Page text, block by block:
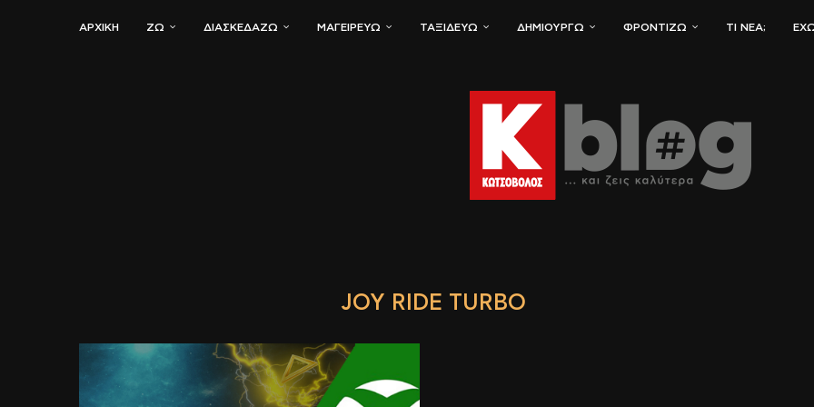
ΑΡΧΙΚΗ ΖΏ ΔΙΑΣΚΕΔΆΖΩ ΜΑΓΕΙΡΕΎΩ ΤΑΞΙΔΕΎΩ ΔΗΜΙΟΥΡΓΏ ΦΡΟΝΤΊΖΩ ΤΙ ΝΈΑ;
JOY RIDE TURBO